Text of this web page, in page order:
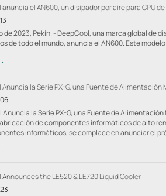
anuncia el AN600, un disipador por aire para CPU
de 2023, Pekín. - DeepCool, una marca global
de todo el mundo, anuncia el AN600. Este
Anuncia la Serie PX-G, una Fuente de Alimentación
Anuncia la Serie PX-G, una Fuente de
de componentes informáticos de alto
informáticos, se complace en anunciar el
the LE520 & LE720 Liquid Cooler